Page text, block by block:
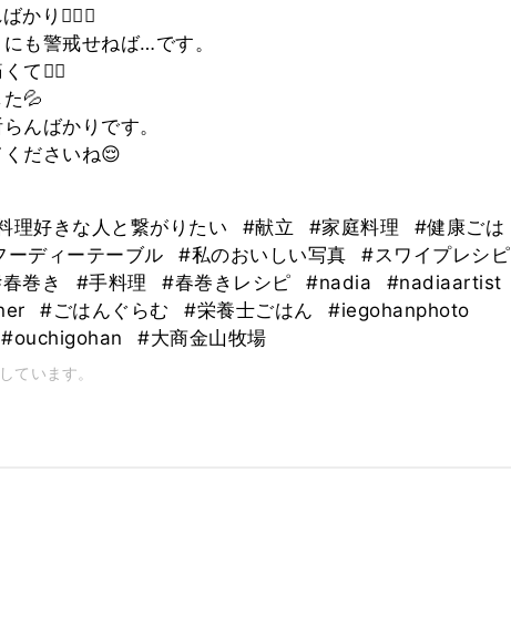
り😮‍💨💦
も警戒せねば…です。
て😵‍💫
💦
んばかりです。
ださいね😌
理好きな人と繋がりたい #献立 #家庭料理
#健康ごは
ーディーテーブル #私のおいしい写真
#スワイプレシピ
巻き #手料理 #春巻きレシピ #nadia
#nadiaartist
#ごはんぐらむ #栄養士ごはん
#iegohanphoto
#ouchigohan #大商金山牧場
ています。